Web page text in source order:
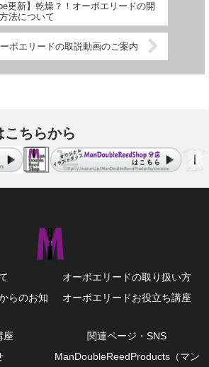
更新】乾燥？！オーボエリードの開
法について
ボエリードの取説動画のご案内
こちらから
オーボエリードの取り扱い方
らのお知
オーボエリードお役立ち講座
座
関連ページ・SNS
ManDoubleReedProducts（マン